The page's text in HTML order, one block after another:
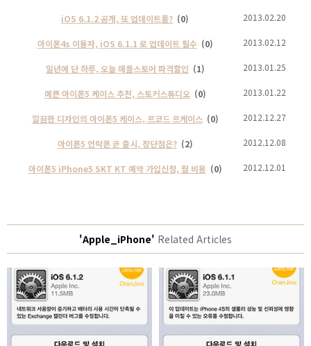
iOS 6.1.2 공개, 또 업데이트를? (0) 2013.02.20
아이폰4s 이용자, iOS 6.1.1 로 업데이트 필수 (0) 2013.02.12
일년에 단 하루, 오늘 애플스토어 파격할인 (1) 2013.01.25
예쁜 아이폰5 케이스 추천, 스토커스튜디오 (0) 2013.01.22
깔끔한 디자인의 아이폰5 케이스, 르코드 르케이스 (0) 2012.12.27
아이폰5 언락폰 곧 출시, 장단점은? (2) 2012.12.08
아이폰5 iPhone5 SKT KT 예약 가입신청, 월 비용 (0) 2012.12.01
'Apple_iPhone' Related Articles